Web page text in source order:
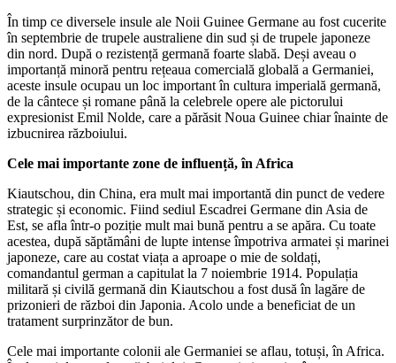
În timp ce diversele insule ale Noii Guinee Germane au fost cucerite
în septembrie de trupele australiene din sud și de trupele japoneze
din nord. După o rezistență germană foarte slabă. Deși aveau o
importanță minoră pentru rețeaua comercială globală a Germaniei,
aceste insule ocupau un loc important în cultura imperială germană,
de la cântece și romane până la celebrele opere ale pictorului
expresionist Emil Nolde, care a părăsit Noua Guinee chiar înainte de
izbucnirea războiului.
Cele mai importante zone de influență, în Africa
Kiautschou, din China, era mult mai importantă din punct de vedere
strategic și economic. Fiind sediul Escadrei Germane din Asia de
Est, se afla într-o poziție mult mai bună pentru a se apăra. Cu toate
acestea, după săptămâni de lupte intense împotriva armatei și marinei
japoneze, care au costat viața a aproape o mie de soldați,
comandantul german a capitulat la 7 noiembrie 1914. Populația
militară și civilă germană din Kiautschou a fost dusă în lagăre de
prizonieri de război din Japonia. Acolo unde a beneficiat de un
tratament surprinzător de bun.
Cele mai importante colonii ale Germaniei se aflau, totuși, în Africa.